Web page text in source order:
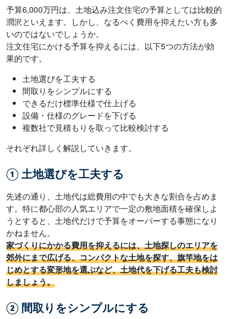
予算6,000万円は、土地込み注文住宅の予算としては比較的
潤沢といえます。しかし、なるべく費用を抑えたい方も多
いのではないでしょうか。
注文住宅にかける予算を抑えるには、以下5つの方法が効
果的です。
土地選びを工夫する
間取りをシンプルにする
できるだけ標準仕様で仕上げる
設備・仕様のグレードを下げる
複数社で見積もりを取って比較検討する
それぞれ詳しく解説していきます。
① 土地選びを工夫する
先述の通り、土地代は総費用の中でも大きな割合を占めま
す。特に都心部の人気エリアで一定の敷地面積を確保しよ
うとすると、土地代だけで予算をオーバーする事態になり
かねません。
家づくりにかかる費用を抑えるには、土地探しのエリアを
郊外にまで広げる、コンパクトな土地を探す、旗竿地をは
じめとする変形地を選ぶなど、土地代を下げる工夫も検討
しましょう。
② 間取りをシンプルにする